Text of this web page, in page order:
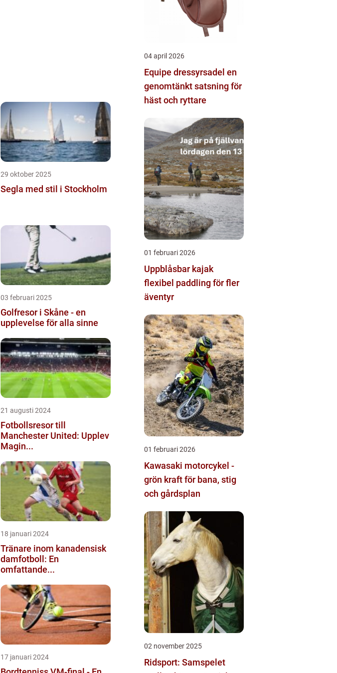
29 oktober 2025
Segla med stil i Stockholm
03 februari 2025
Golfresor i Skåne - en
upplevelse för alla sinne
21 augusti 2024
Fotbollsresor till
Manchester United: Upplev
Magin...
18 januari 2024
Tränare inom kanadensisk
damfotboll: En
omfattande...
17 januari 2024
04 april 2026
Equipe dressyrsadel en
genomtänkt satsning för
häst och ryttare
01 februari 2026
Uppblåsbar kajak
flexibel paddling för fler
äventyr
01 februari 2026
Kawasaki motorcykel -
grön kraft för bana, stig
och gårdsplan
02 november 2025
Ridsport: Samspelet